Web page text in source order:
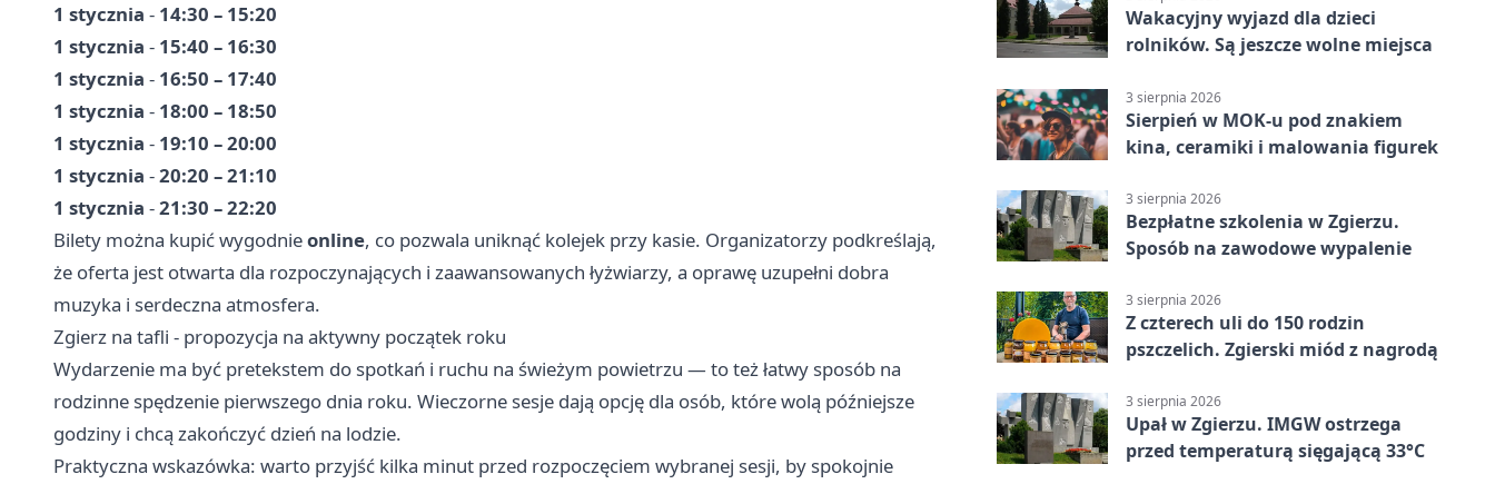
1 stycznia - 14:30 – 15:20
1 stycznia - 15:40 – 16:30
1 stycznia - 16:50 – 17:40
1 stycznia - 18:00 – 18:50
1 stycznia - 19:10 – 20:00
1 stycznia -20:20 – 21:10
1 stycznia -21:30 – 22:20
Bilety można kupić wygodnieonline, co pozwala uniknąć kolejek przy kasie. Organizatorzy podkreślają,
że oferta jest otwarta dla rozpoczynających i zaawansowanych łyżwiarzy, a oprawę uzupełni dobra
muzyka i serdeczna atmosfera.
Zgierz na tafli - propozycja na aktywny początek roku
Wydarzenie ma być pretekstem do spotkań i ruchu na świeżym powietrzu — to też łatwy sposób na
rodzinne spędzenie pierwszego dnia roku. Wieczorne sesje dają opcję dla osób, które wolą późniejsze
godziny i chcą zakończyć dzień na lodzie.
Praktyczna wskazówka: warto przyjść kilka minut przed rozpoczęciem wybranej sesji, by spokojnie
Wakacyjny wyjazd dla dzieci
rolników. Są jeszcze wolne miejsca
3 sierpnia 2026
Sierpień w MOK-u pod znakiem
kina, ceramiki i malowania figurek
3 sierpnia 2026
Bezpłatne szkolenia w Zgierzu.
Sposób na zawodowe wypalenie
3 sierpnia 2026
Z czterech uli do 150 rodzin
pszczelich. Zgierski miód z nagrodą
3 sierpnia 2026
Upał w Zgierzu. IMGW ostrzega
przed temperaturą sięgającą 33°C